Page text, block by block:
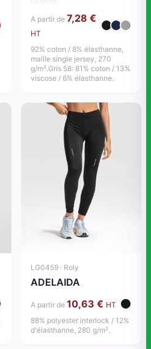
A partir de 7,28 €
HT
92% coton / 8% élasthanne,
maille single jersey, 270
g/m².Gris 58: 81% coton / 13%
viscose / 6% élasthanne.
LG0459 · Roly
ADELAIDA
A partir de 10,63 € HT
88% polyester interlock / 12%
d'élasthanne, 280 g/m².